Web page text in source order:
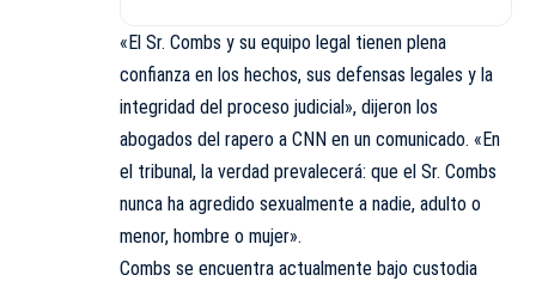
«El Sr. Combs y su equipo legal tienen plena
confianza en los hechos, sus defensas legales y la
integridad del proceso judicial», dijeron los
abogados del rapero a CNN en un comunicado. «En
el tribunal, la verdad prevalecerá: que el Sr. Combs
nunca ha agredido sexualmente a nadie, adulto o
menor, hombre o mujer».
Combs se encuentra actualmente bajo custodia